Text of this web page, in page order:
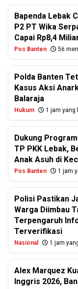
Bapenda Lebak
P2 PT Wika
Capai Rp8,4
Pos Banten 56
Polda Banten
Kasus Aksi
Balaraja
Hukum 1 jam yang
Dukung
TP PKK Lebak,
Anak Asuh di
Pos Banten 1 jam
Polisi Pastikan
Warga Diimbau
Terpengaruh
Terverifikasi
Nasional 1 jam
Alex Marquez
Inggris 2026,